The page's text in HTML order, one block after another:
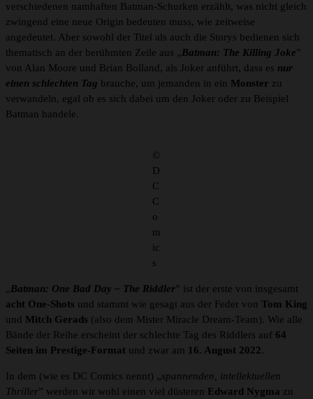
verschiedenen namhaften Batman-Schurken erzählt, was nicht gleich
zwingend eine neue Origin bedeuten muss, wie zeitweise
angedeutet. Aber sowohl der Titel als auch die Storys bedienen sich
thematisch an der berühmten Zeile aus „ Batman: The Killing Joke”
von Alan Moore und Brian Bolland, als Joker anführt, dass es nur
einen schlechten Tag brauche, um jemanden in ein Monster zu
verwandeln, egal ob es sich dabei um den Joker oder zu Beispiel
Batman handele.
©
D
C
C
o
m
ic
s
„ Batman: One Bad Day – The Riddler” ist der erste von insgesamt
acht One-Shots und stammt wie gesagt aus der Feder von Tom King
und Mitch Gerads (also dem Mister Miracle Dream-Team). Wie alle
Bände der Reihe erscheint der schlechte Tag des Riddlers auf 64
Seiten im Prestige-Format und zwar am 16. August 2022.
In dem (wie es DC Comics nennt) „spannenden, intellektuellen
Thriller” werden wir wohl einen viel düsteren Edward Nygma zu